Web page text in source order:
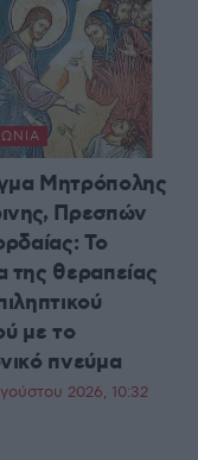
Μητρόπολης
Πρεσπών
Το
της θεραπείας
με το
πνεύμα
2026, 10:32